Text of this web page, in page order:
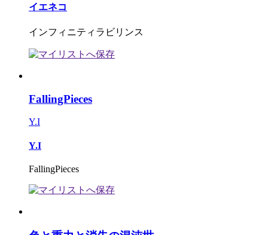
イエネコ
インフィニティラビリンス
FallingPieces
Y.I
Y.I
FallingPieces